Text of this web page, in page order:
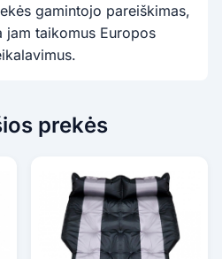
gamintojo pareiškimas,
taikomus Europos
prekės